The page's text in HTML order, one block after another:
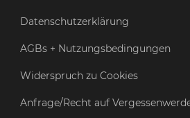
Datenschutzerklärung
AGBs + Nutzungsbedingungen
Widerspruch zu Cookies
Anfrage/Recht auf